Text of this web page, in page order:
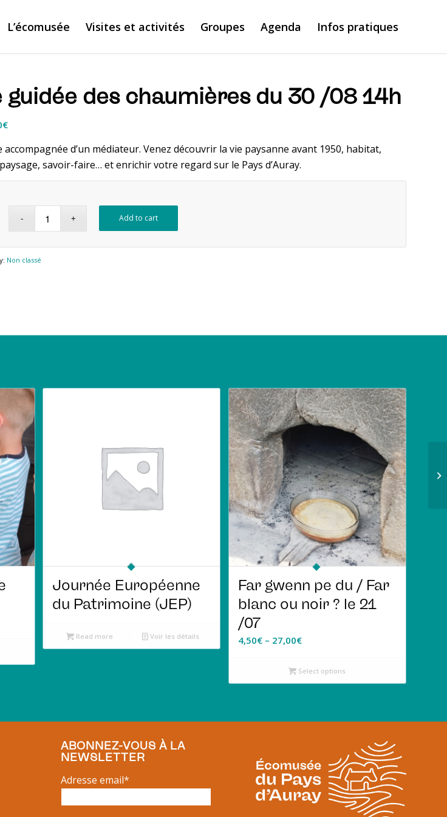
L’écomusée Visites et activités Groupes Agenda Infos pratiques
guidée des chaumières du 30 /08 14h
€
accompagnée d’un médiateur. Venez découvrir la vie paysanne avant 1950, habitat,
savoir-faire… et enrichir votre regard sur le Pays d’Auray.
Add to cart
Non classé
Journée Européenne
du Patrimoine (JEP)
Read more Voir les détails
Far gwenn pe du / Far
blanc ou noir ? le 21
/07
4,50€– 27,00€
Select options
ABONNEZ-VOUS À LA
NEWSLETTER
Adresse email*